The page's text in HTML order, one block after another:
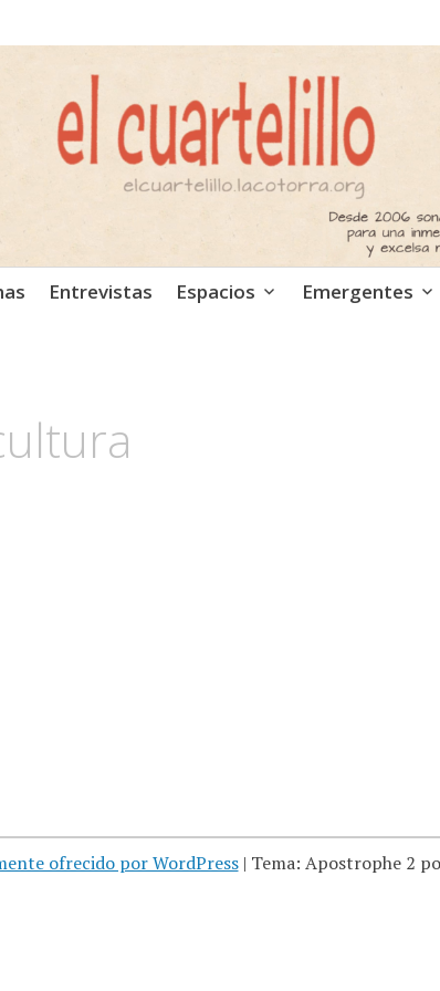
independiente. Podcast
Entrevistas Espacios Emergentes
ofrecido por WordPress | Tema: Apostrophe 2